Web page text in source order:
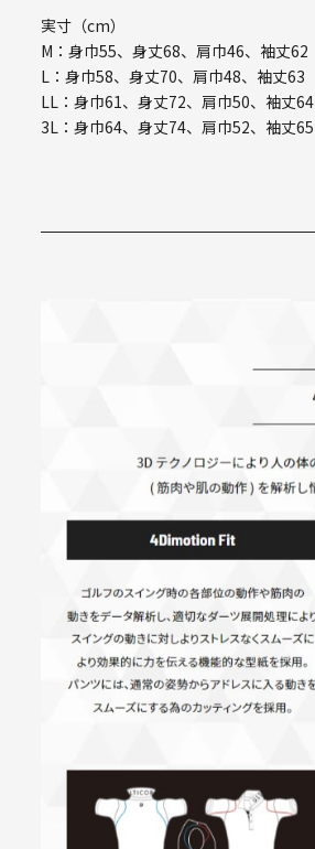
実寸（cm）
M：身巾55、身丈68、肩巾46、袖丈62
L：身巾58、身丈70、肩巾48、袖丈63
LL：身巾61、身丈72、肩巾50、袖丈64
3L：身巾64、身丈74、肩巾52、袖丈65